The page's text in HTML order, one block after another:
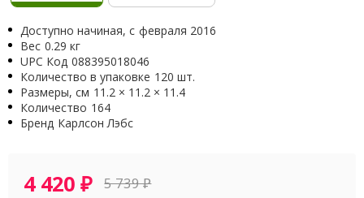
Доступно начиная, с февраля 2016
Вес 0.29 кг
UPC Код 088395018046
Количество в упаковке 120 шт.
Размеры, см 11.2 × 11.2 × 11.4
Количество 164
Бренд Карлсон Лэбс
4 420₽ 5 739₽